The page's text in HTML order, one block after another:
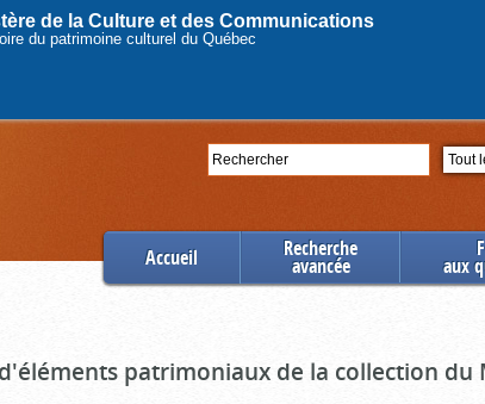
de la Culture et des Communications
du patrimoine culturel du Québec
Rechercher
Accueil Recherche
avancée aux
patrimoniaux de la collection du